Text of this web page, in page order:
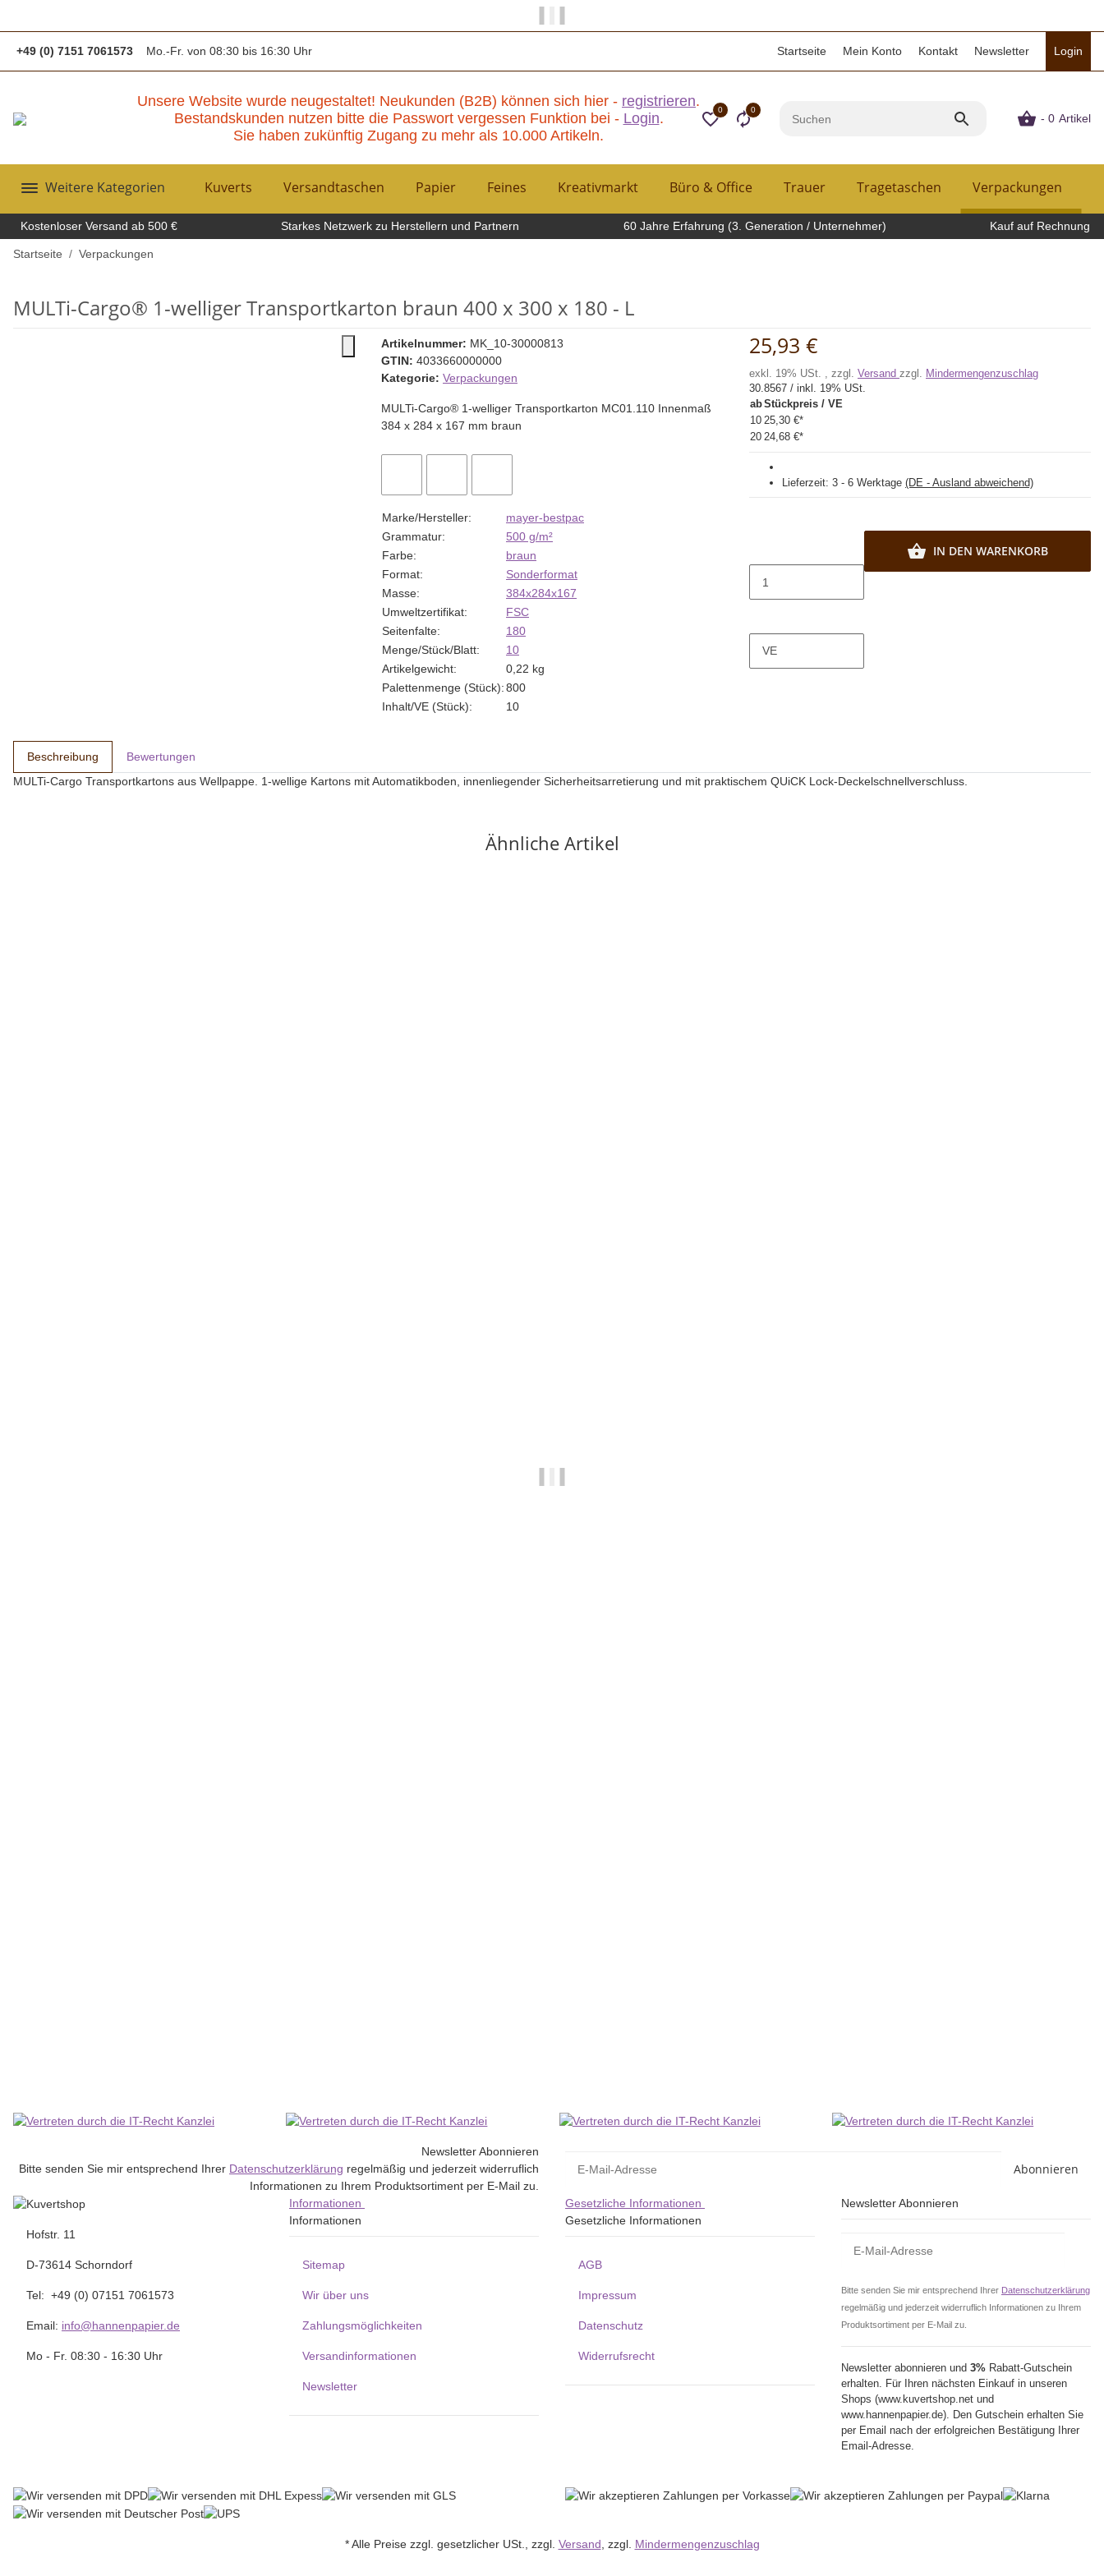
+49 (0) 7151 7061573 Mo.-Fr. von 08:30 bis 16:30 Uhr Startseite Mein Konto Kontakt Newsletter Login
Unsere Website wurde neugestaltet! Neukunden (B2B) können sich hier - registrieren.
Bestandskunden nutzen bitte die Passwort vergessen Funktion bei - Login.
Sie haben zukünftig Zugang zu mehr als 10.000 Artikeln.
0 0
- 0 Artikel
Weitere Kategorien Kuverts Versandtaschen Papier Feines Kreativmarkt Büro & Office Trauer Tragetaschen Verpackungen
Kostenloser Versand ab 500 € Starkes Netzwerk zu Herstellern und Partnern 60 Jahre Erfahrung (3. Generation / Unternehmer) Kauf auf Rechnung
Startseite Verpackungen
MULTi-Cargo® 1-welliger Transportkarton braun 400 x 300 x 180 - L
Artikelnummer: MK_10-30000813
GTIN: 4033660000000
Kategorie: Verpackungen
MULTi-Cargo® 1-welliger Transportkarton MC01.110 Innenmaß
384 x 284 x 167 mm braun
Marke/Hersteller:
mayer-bestpac
Grammatur:
500 g/m²
Farbe:
braun
Format:
Sonderformat
Masse:
384x284x167
Umweltzertifikat:
FSC
Seitenfalte:
180
Menge/Stück/Blatt:
10
Artikelgewicht:
0,22 kg
Palettenmenge (Stück):800
Inhalt/VE (Stück):
10
Lieferzeit: 3 - 6 Werktage (DE - Ausland abweichend)
25,93 €
exkl. 19% USt. , zzgl. Versand zzgl. Mindermengenzuschlag
30.8567 / inkl. 19% USt.
abStückpreis / VE
10 25,30 €*
20 24,68 €*
VE
IN DEN WARENKORB
Beschreibung
Bewertungen
MULTi-Cargo Transportkartons aus Wellpappe. 1-wellige Kartons mit Automatikboden, innenliegender Sicherheitsarretierung und mit praktischem QUiCK Lock-Deckelschnellverschluss.
Ähnliche Artikel
Newsletter Abonnieren
Bitte senden Sie mir entsprechend Ihrer Datenschutzerklärung regelmäßig und jederzeit widerruflich
Informationen zu Ihrem Produktsortiment per E-Mail zu.
Abonnieren
Hofstr. 11
D-73614 Schorndorf
Tel: +49 (0) 07151 7061573
Email: info@hannenpapier.de
Mo - Fr. 08:30 - 16:30 Uhr
Informationen
Informationen
Sitemap
Wir über uns
Zahlungsmöglichkeiten
Versandinformationen
Newsletter
Gesetzliche Informationen
Gesetzliche Informationen
AGB
Impressum
Datenschutz
Widerrufsrecht
Newsletter Abonnieren
Bitte senden Sie mir entsprechend Ihrer Datenschutzerklärung
regelmäßig und jederzeit widerruflich Informationen zu Ihrem
Produktsortiment per E-Mail zu.
Newsletter abonnieren und 3% Rabatt-Gutschein
erhalten. Für Ihren nächsten Einkauf in unseren
Shops (www.kuvertshop.net und
www.hannenpapier.de). Den Gutschein erhalten Sie
per Email nach der erfolgreichen Bestätigung Ihrer
Email-Adresse.
* Alle Preise zzgl. gesetzlicher USt., zzgl. Versand , zzgl. Mindermengenzuschlag